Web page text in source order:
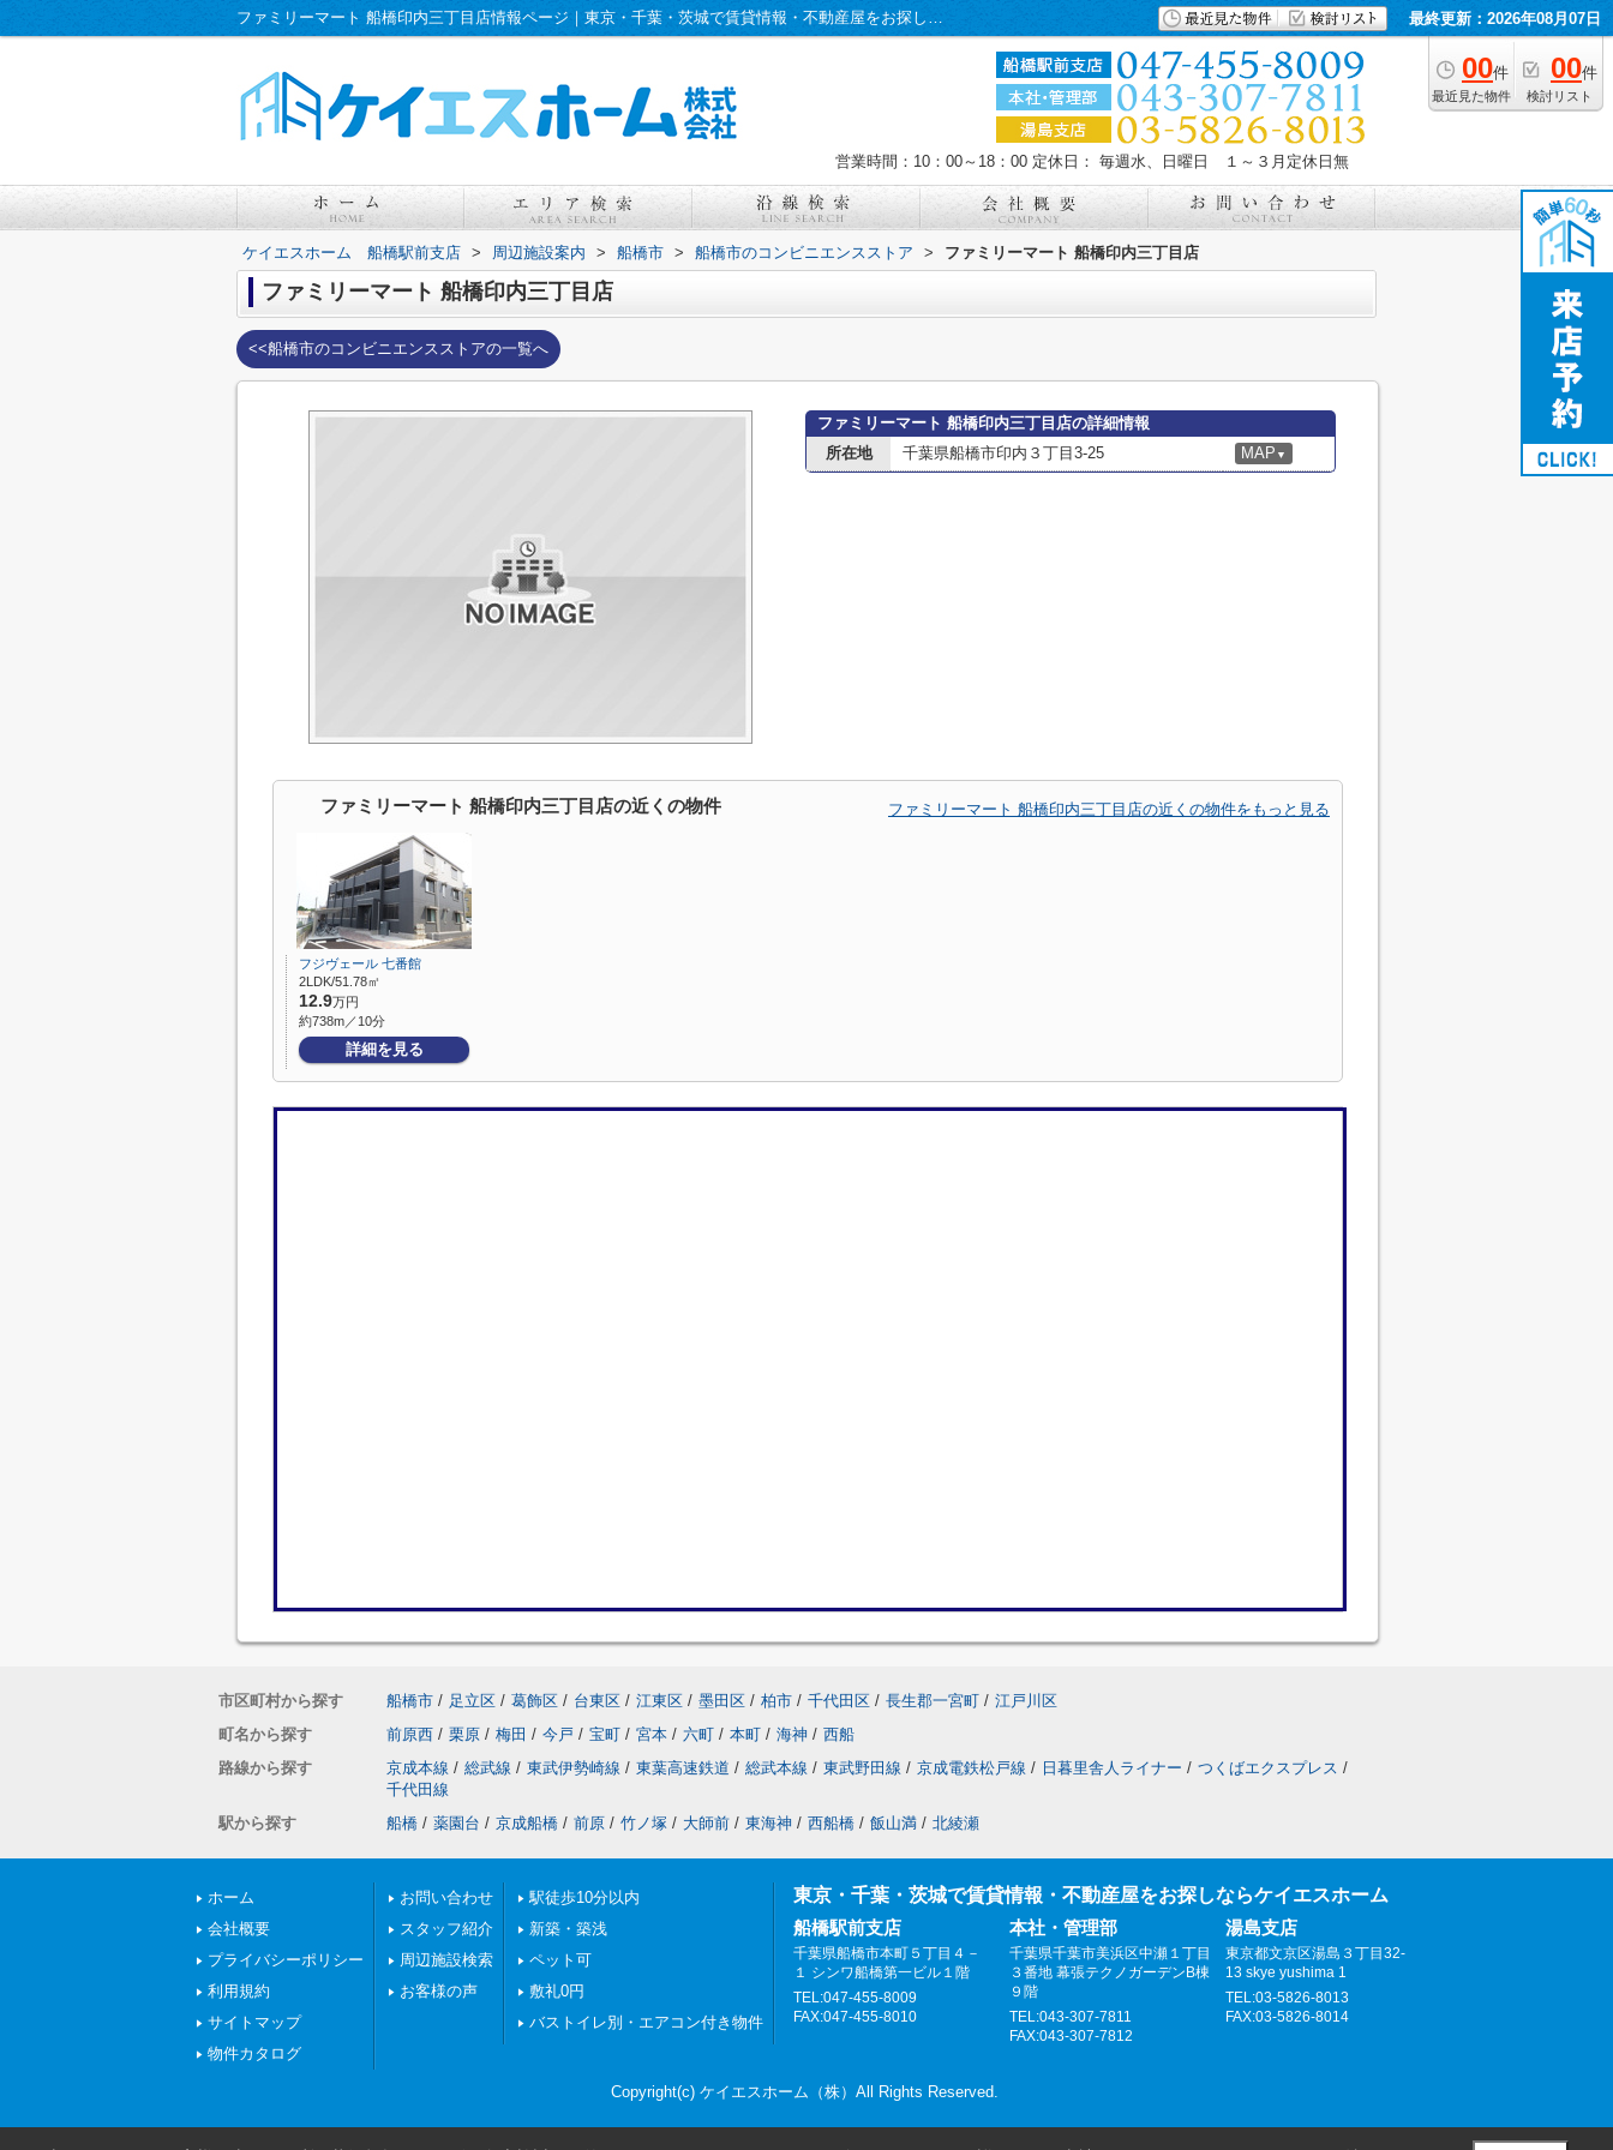
ファミリーマート 船橋印内三丁目店情報ページ｜東京・千葉・茨城で賃貸情報・不動産屋をお探しならケイエスホーム 最終更新：2026年08月07日
00件
最近見た物件
00件
検討リスト
営業時間：10：00～18：00 定休日： 毎週水、日曜日 １～３月定休日無
ケイエスホーム 船橋駅前支店 > 周辺施設案内 > 船橋市 > 船橋市のコンビニエンスストア > ファミリーマート 船橋印内三丁目店
ファミリーマート 船橋印内三丁目店
<<船橋市のコンビニエンスストアの一覧へ
ファミリーマート 船橋印内三丁目店の詳細情報
所在地
千葉県船橋市印内３丁目3-25 MAP ▼
ファミリーマート 船橋印内三丁目店の近くの物件 ファミリーマート 船橋印内三丁目店の近くの物件をもっと見る
フジヴェール 七番館
2LDK/51.78㎡
12.9万円
約738m／10分
詳細を見る
市区町村から探す 船橋市 / 足立区 / 葛飾区 / 台東区 / 江東区 / 墨田区 / 柏市 / 千代田区 / 長生郡一宮町 / 江戸川区
町名から探す
前原西 / 栗原 / 梅田 / 今戸 / 宝町 / 宮本 / 六町 / 本町 / 海神 / 西船
路線から探す
京成本線 / 総武線 / 東武伊勢崎線 / 東葉高速鉄道 / 総武本線 / 東武野田線 / 京成電鉄松戸線 / 日暮里舎人ライナー / つくばエクスプレス /
千代田線
駅から探す
船橋 / 薬園台 / 京成船橋 / 前原 / 竹ノ塚 / 大師前 / 東海神 / 西船橋 / 飯山満 / 北綾瀬
ホーム
会社概要
プライバシーポリシー
利用規約
サイトマップ
物件カタログ
お問い合わせ
スタッフ紹介
周辺施設検索
お客様の声
駅徒歩10分以内
新築・築浅
ペット可
敷礼0円
バストイレ別・エアコン付き物件
東京・千葉・茨城で賃貸情報・不動産屋をお探しならケイエスホーム
船橋駅前支店
千葉県船橋市本町５丁目４－
１ シンワ船橋第一ビル１階
TEL:047-455-8009
FAX:047-455-8010
本社・管理部
千葉県千葉市美浜区中瀬１丁目
３番地 幕張テクノガーデンB棟
９階
TEL:043-307-7811
FAX:043-307-7812
湯島支店
東京都文京区湯島３丁目32-
13 skye yushima 1
TEL:03-5826-8013
FAX:03-5826-8014
Copyright(c) ケイエスホーム（株）All Rights Reserved.